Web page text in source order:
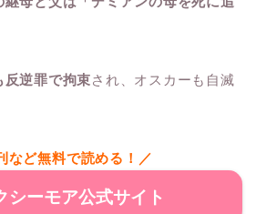
反逆罪で拘束され、オスカーも自滅
など無料で読める！／
シーモア公式サイト